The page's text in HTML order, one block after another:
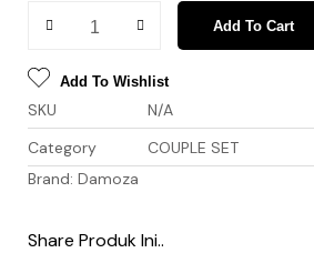
Add To Cart
Add To Wishlist
SKU
N/A
Category
COUPLE SET
Brand: Damoza
Share Produk Ini..